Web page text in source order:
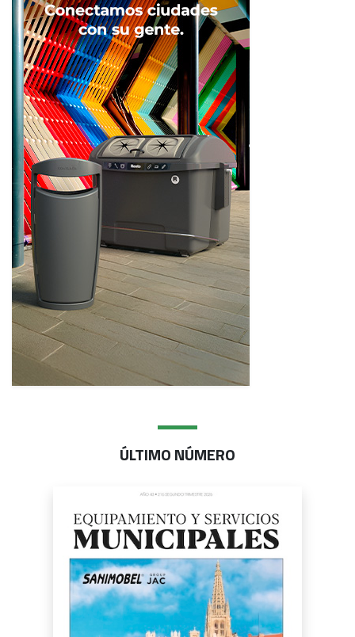
ÚLTIMO NÚMERO